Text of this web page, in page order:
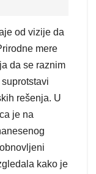
od vizije da
mere
da se raznim
rešenja. U
je na
kako je